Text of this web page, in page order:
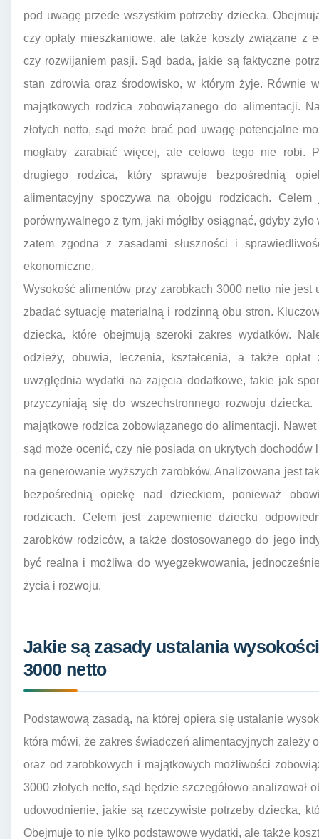
pod uwagę przede wszystkim potrzeby dziecka.
czy opłaty mieszkaniowe, ale także koszty związane z
czy rozwijaniem pasji. Sąd bada, jakie są faktyczne
stan zdrowia oraz środowisko, w którym żyje. Równie
majątkowych rodzica zobowiązanego do alimentacji.
złotych netto, sąd może brać pod uwagę potencjalne
mogłaby zarabiać więcej, ale celowo tego nie robi.
drugiego rodzica, który sprawuje bezpośrednią
alimentacyjny spoczywa na obojgu rodzicach.
porównywalnego z tym, jaki mógłby osiągnąć, gdyby
zatem zgodna z zasadami słuszności i
ekonomiczne.
Wysokość alimentów przy zarobkach 3000 netto nie jest
zbadać sytuację materialną i rodzinną obu stron.
dziecka, które obejmują szeroki zakres wydatków.
odzieży, obuwia, leczenia, kształcenia, a także
uwzględnia wydatki na zajęcia dodatkowe, takie jak
przyczyniają się do wszechstronnego rozwoju
majątkowe rodzica zobowiązanego do alimentacji.
sąd może ocenić, czy nie posiada on ukrytych dochodów
na generowanie wyższych zarobków. Analizowana jest
bezpośrednią opiekę nad dzieckiem, ponieważ
rodzicach. Celem jest zapewnienie dziecku
zarobków rodziców, a także dostosowanego do jego
być realna i możliwa do wyegzekwowania,
życia i rozwoju.
Jakie są zasady ustalania
3000 netto
Podstawową zasadą, na której opiera się ustalanie
która mówi, że zakres świadczeń alimentacyjnych zależy
oraz od zarobkowych i majątkowych możliwości
3000 złotych netto, sąd będzie szczegółowo analizował
udowodnienie, jakie są rzeczywiste potrzeby dziecka,
Obejmuje to nie tylko podstawowe wydatki, ale także